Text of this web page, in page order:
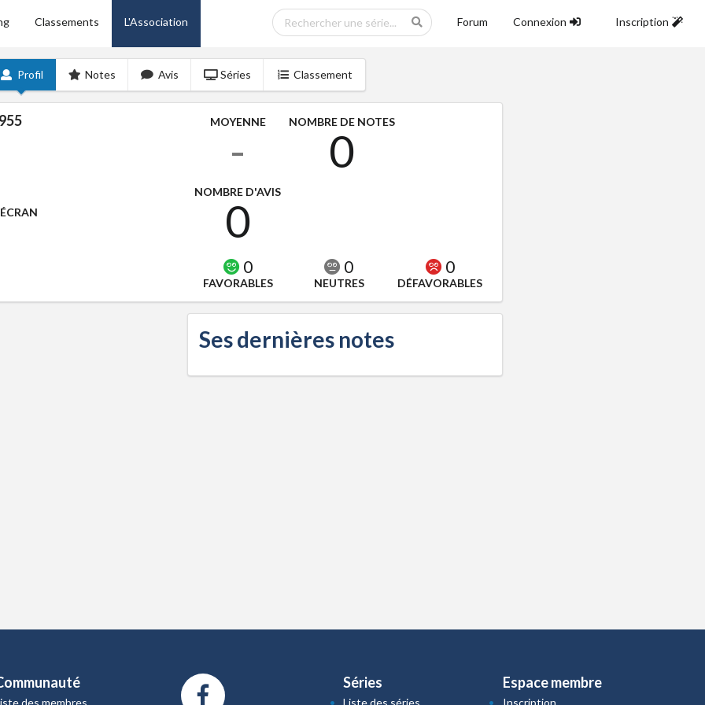
Classements L'Association Forum Connexion Inscription
Profil Notes Avis Séries Classement
MOYENNE
-
NOMBRE DE NOTES
0
NOMBRE D'AVIS
0
0
FAVORABLES
0
NEUTRES
0
DÉFAVORABLES
Ses dernières notes
des membres
Séries
Liste des séries
Espace membre
Inscription